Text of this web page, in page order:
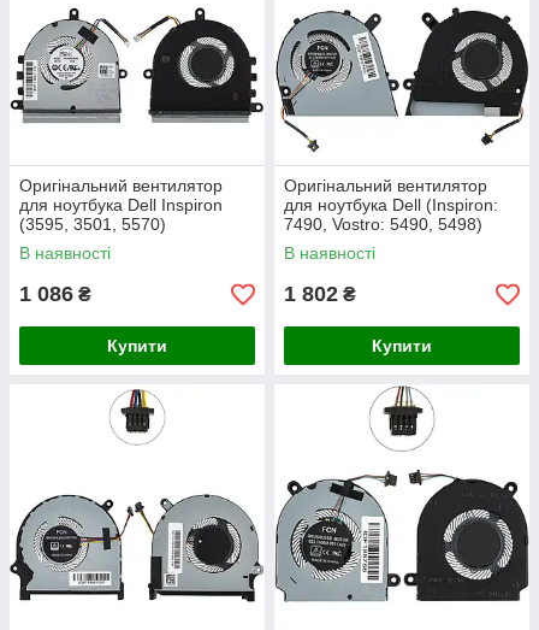
Оригінальний вентилятор
для ноутбука Dell Inspiron
(3595, 3501, 5570)
В наявності
1 086 ₴
Купити
Оригінальний вентилятор
для ноутбука Dell (Inspiron:
7490, Vostro: 5490, 5498)
CPU FAN
В наявності
1 802 ₴
Купити